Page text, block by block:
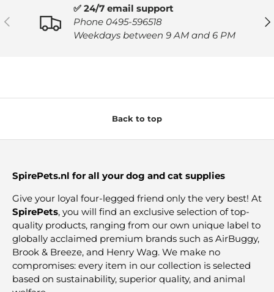
PREVIOUS
✅ 24/7 email support
Phone 0495-596518
Weekdays between 9 AM and 6 PM
Back to top
SpirePets.nl for all your dog and cat supplies
Give your loyal four-legged friend only the very best! At
SpirePets, you will find an exclusive selection of top-
quality products, ranging from our own unique label to
globally acclaimed premium brands such as AirBuggy,
Brook & Breeze, and Henry Wag. We make no
compromises: every item in our collection is selected
based on sustainability, superior quality, and animal